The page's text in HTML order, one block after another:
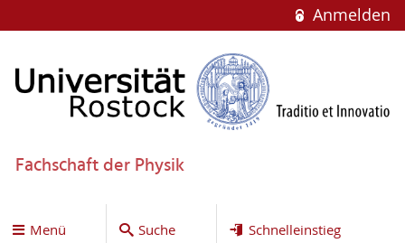
Anmelden
Fachschaft der Physik
Menü Suche Schnelleinstieg